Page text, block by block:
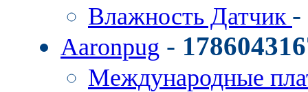
Влажность Датчик -
Aaronpug -
Международные